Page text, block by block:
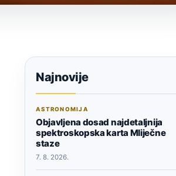
Najnovije
ASTRONOMIJA
Objavljena dosad najdetaljnija
spektroskopska karta Mliječne
staze
7. 8. 2026.